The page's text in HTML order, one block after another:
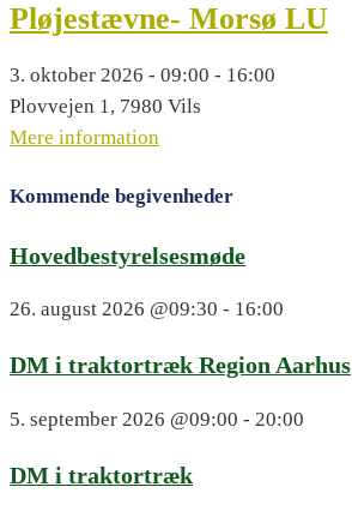
Pløjestævne- Morsø LU
3. oktober 2026 - 09:00 - 16:00
Plovvejen 1, 7980 Vils
Mere information
Kommende begivenheder
Hovedbestyrelsesmøde
26. august 2026 @09:30 - 16:00
DM i traktortræk Region Aarhus
5. september 2026 @09:00 - 20:00
DM i traktortræk